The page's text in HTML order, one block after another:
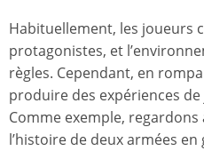
Habituellement, les joueurs
protagonistes, et
règles. Cependant, en
produire des expériences
Comme exemple, regardons
l’histoire de deux armées en